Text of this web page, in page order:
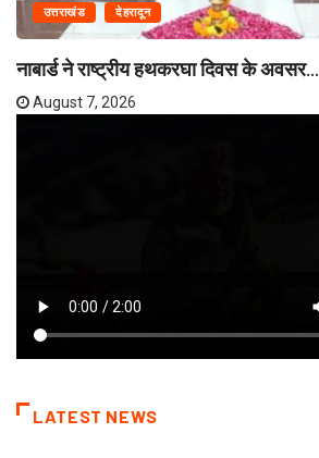
उत्तराखंड देहरादून
नाबार्ड ने राष्ट्रीय हथकरघा दिवस के अवसर...
August 7, 2026
LATEST NEWS